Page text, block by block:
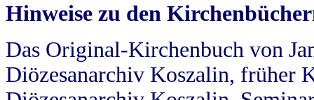
Hinweise zu den
Das Original-Kirchenbuch von
Diözesanarchiv Koszalin, früher